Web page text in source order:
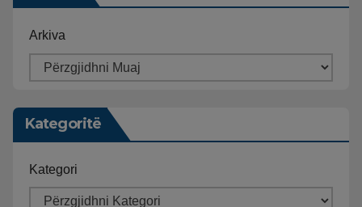
Arkiva
Kategoritë
Kategori